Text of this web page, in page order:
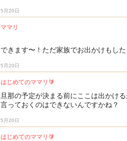
5月20日
ママリ
できます〜！ただ家族でお出かけもし
5月20日
はじめてのママリ🔰
旦那の予定が決まる前にここは出かけ
言っておくのはできないんですかね？
5月20日
はじめてのママリ🔰